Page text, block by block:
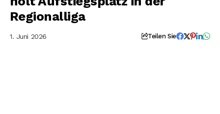
Regionalliga
1. Juni 2026 Teilen Sie